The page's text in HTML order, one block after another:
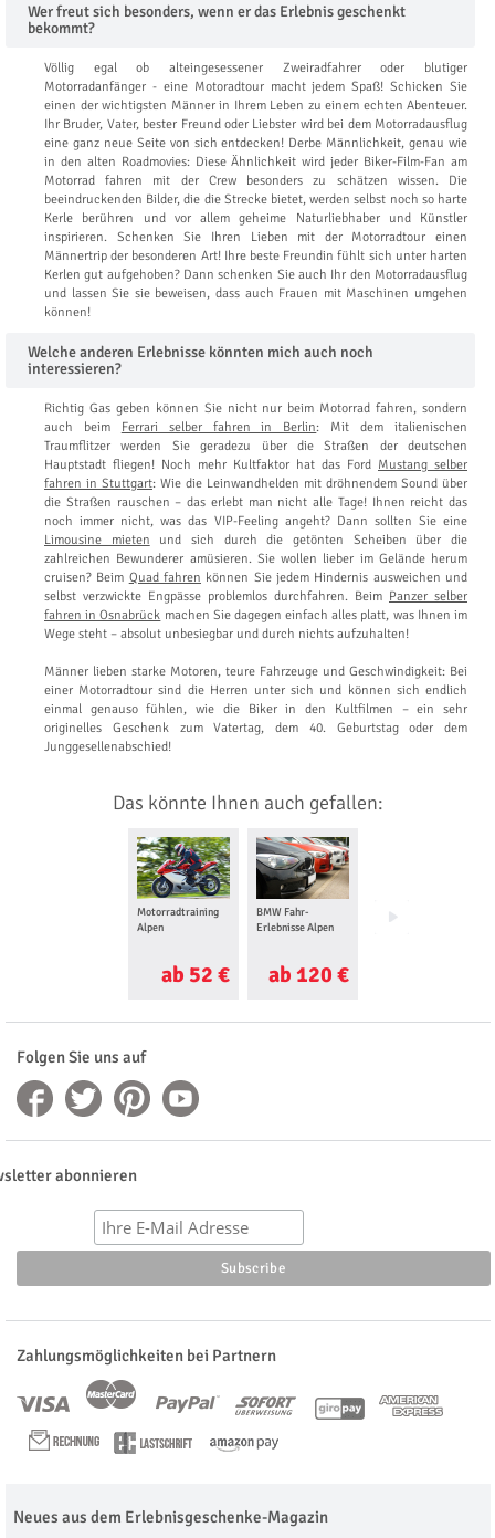
Wer freut sich besonders, wenn er das Erlebnis geschenkt
bekommt?
Völlig egal ob alteingesessener Zweiradfahrer oder blutiger
Motorradanfänger - eine Motoradtour macht jedem Spaß! Schicken Sie
einen der wichtigsten Männer in Ihrem Leben zu einem echten Abenteuer.
Ihr Bruder, Vater, bester Freund oder Liebster wird bei dem Motorradausflug
eine ganz neue Seite von sich entdecken! Derbe Männlichkeit, genau wie
in den alten Roadmovies: Diese Ähnlichkeit wird jeder Biker-Film-Fan am
Motorrad fahren mit der Crew besonders zu schätzen wissen. Die
beeindruckenden Bilder, die die Strecke bietet, werden selbst noch so harte
Kerle berühren und vor allem geheime Naturliebhaber und Künstler
inspirieren. Schenken Sie Ihren Lieben mit der Motorradtour einen
Männertrip der besonderen Art! Ihre beste Freundin fühlt sich unter harten
Kerlen gut aufgehoben? Dann schenken Sie auch Ihr den Motorradausflug
und lassen Sie sie beweisen, dass auch Frauen mit Maschinen umgehen
können!
Welche anderen Erlebnisse könnten mich auch noch
interessieren?
Richtig Gas geben können Sie nicht nur beim Motorrad fahren, sondern
auch beim Ferrari selber fahren in Berlin: Mit dem italienischen
Traumflitzer werden Sie geradezu über die Straßen der deutschen
Hauptstadt fliegen! Noch mehr Kultfaktor hat das Ford Mustang selber
fahren in Stuttgart: Wie die Leinwandhelden mit dröhnendem Sound über
die Straßen rauschen – das erlebt man nicht alle Tage! Ihnen reicht das
noch immer nicht, was das VIP-Feeling angeht? Dann sollten Sie eine
Limousine mieten und sich durch die getönten Scheiben über die
zahlreichen Bewunderer amüsieren. Sie wollen lieber im Gelände herum
cruisen? Beim Quad fahren können Sie jedem Hindernis ausweichen und
selbst verzwickte Engpässe problemlos durchfahren. Beim Panzer selber
fahren in Osnabrück machen Sie dagegen einfach alles platt, was Ihnen im
Wege steht – absolut unbesiegbar und durch nichts aufzuhalten!
Männer lieben starke Motoren, teure Fahrzeuge und Geschwindigkeit: Bei
einer Motorradtour sind die Herren unter sich und können sich endlich
einmal genauso fühlen, wie die Biker in den Kultfilmen – ein sehr
originelles Geschenk zum Vatertag, dem 40. Geburtstag oder dem
Junggesellenabschied!
Das könnte Ihnen auch gefallen:
Motorradtraining
Alpen
ab 52 €
BMW Fahr-
Erlebnisse Alpen
ab 120 €
Oldtimer fahren
Folgen Sie uns auf
abonnieren
Zahlungsmöglichkeiten bei Partnern
Neues aus dem Erlebnisgeschenke-Magazin